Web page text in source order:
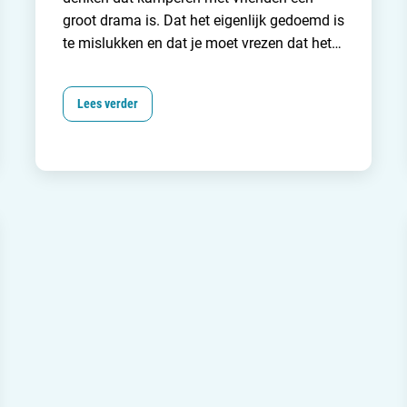
groot drama is. Dat het eigenlijk gedoemd is
te mislukken en dat je moet vrezen dat het
(voor)tent. Nou lees je op internet natuurlijk
ook de wildste verhalen over hoe een
Lees verder